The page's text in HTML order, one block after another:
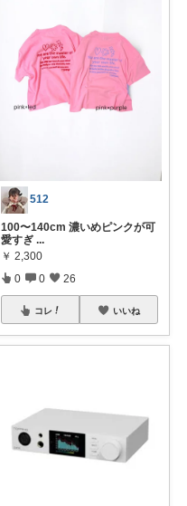
512
100〜140cm 濃いめピンクが可
愛すぎ ...
￥ 2,300
0 0 26
コレ いいね